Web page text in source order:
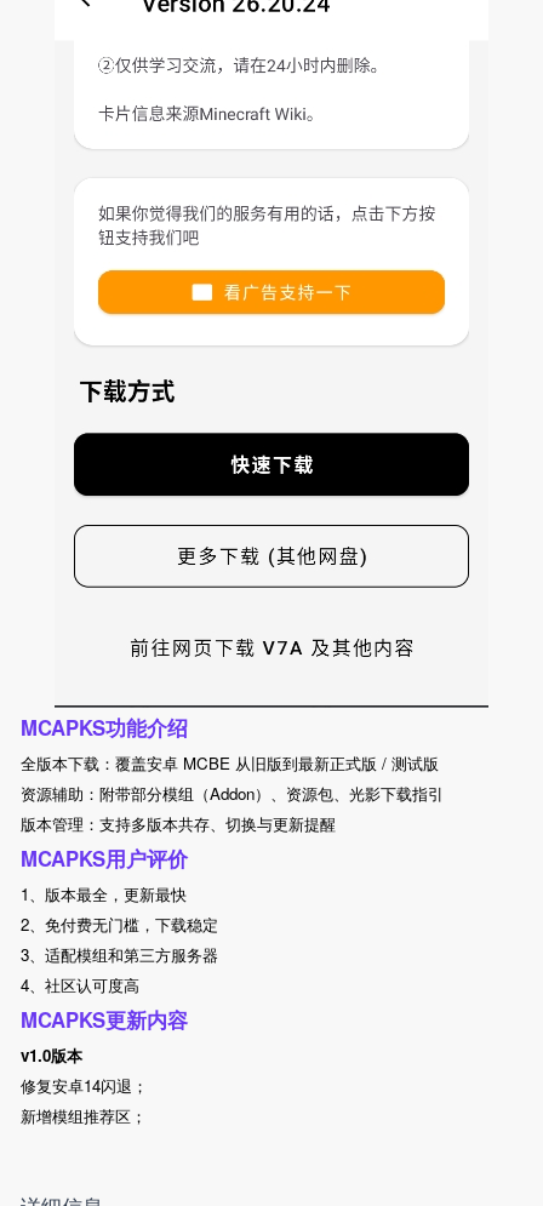
MCAPKS功能介绍
全版本下载：覆盖安卓 MCBE 从旧版到最新正式版 / 测试版
资源辅助：附带部分模组（Addon）、资源包、光影下载指引
版本管理：支持多版本共存、切换与更新提醒
MCAPKS用户评价
1、版本最全，更新最快
2、免付费无门槛，下载稳定
3、适配模组和第三方服务器
4、社区认可度高
MCAPKS更新内容
v1.0版本
修复安卓14闪退；
新增模组推荐区；